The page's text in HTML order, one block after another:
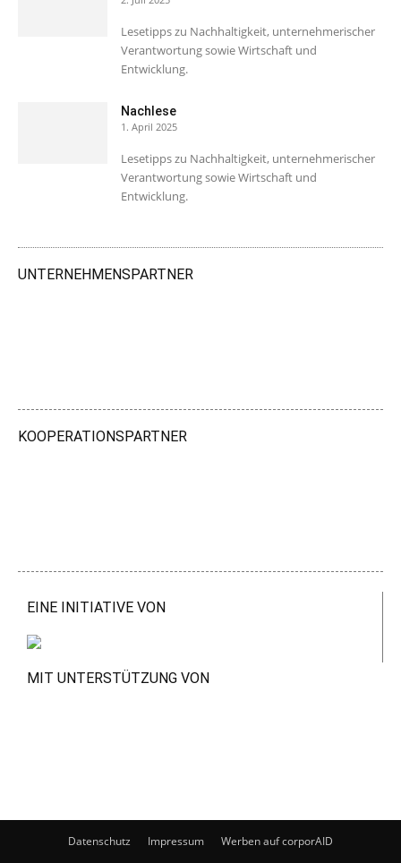
Lesetipps zu Nachhaltigkeit, unternehmerischer
Verantwortung sowie Wirtschaft und
Entwicklung.
Nachlese
1. April 2025
Lesetipps zu Nachhaltigkeit, unternehmerischer
Verantwortung sowie Wirtschaft und
Entwicklung.
UNTERNEHMENSPARTNER
KOOPERATIONSPARTNER
EINE INITIATIVE VON
MIT UNTERSTÜTZUNG VON
Datenschutz Impressum Werben auf corporAID